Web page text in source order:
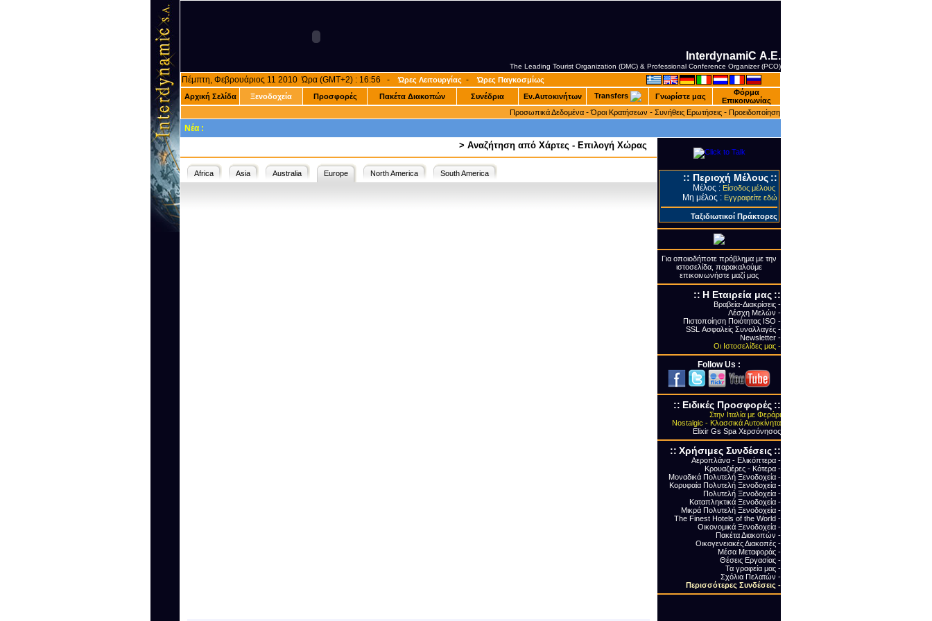
InterdynamiC Α.Ε.
The Leading Tourist Organization (DMC) & Professional Conference Organizer (PCO)
Πέμπτη, Φεβρουάριος 11 2010 Ώρα (GMT+2) : 16:56 -Ώρες Λειτουργίας -Ώρες Παγκοσμίως
Αρχική Σελίδα
Ξενοδοχεία Προσφορές Πακέτα Διακοπών Συνέδρια Εν.Αυτοκινήτων Transfers Γνωρίστε μας
Φόρμα
Επικοινωνίας
Προσωπικά Δεδομένα -Όροι Κρατήσεων - Συνήθεις Ερωτήσεις - Προειδοποίηση
Νέα :
> Αναζήτηση από Χάρτες - Επιλογή Χώρας
Africa Asia Australia Europe North America South America :: Περιοχή Μέλους ::
Μέλος : Είσοδος μέλους
Μη μέλος : Εγγραφείτε εδώ
Ταξιδιωτικοί Πράκτορες
Για οποιοδήποτε πρόβλημα με την
ιστοσελίδα, παρακαλούμε
επικοινωνήστε μαζί μας
:: Η Εταιρεία μας ::
Βραβεία-Διακρίσεις -
Λέσχη Μελών -
Πιστοποίηση Ποιότητας ΙSO -
SSL Ασφαλείς Συναλλαγές -
Newsletter -
Οι Ιστοσελίδες μας -
Follow Us :
:: Ειδικές Προσφορές ::
Στην Ιταλία με Φεράρι
Nostalgic - Κλασσικά Αυτοκίνητα
Elixir Gs Spa Χερσόνησος
:: Xρήσιμες Συνδέσεις ::
Αεροπλάνα - Ελικόπτερα -
Κρουαζιέρες - Κότερα -
Μοναδικά Πολυτελή Ξενοδοχεία -
Κορυφαία Πολυτελή Ξενοδοχεία -
Πολυτελή Ξενοδοχεία -
Καταπληκτικά Ξενοδοχεία -
Μικρά Πολυτελή Ξενοδοχεία -
The Finest Hotels of the World -
Οικονομικά Ξενοδοχεία -
Πακέτα Διακοπών -
Οικογενειακές Διακοπές -
Μέσα Μεταφοράς -
Θέσεις Εργασίας -
Τα γραφεία μας -
Σχόλια Πελατών -
Περισσότερες Συνδέσεις -